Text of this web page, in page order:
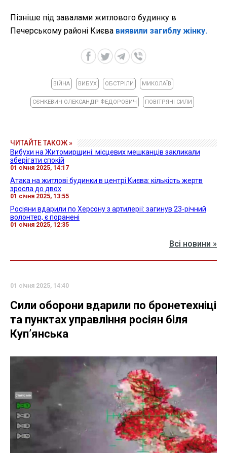
Пізніше під завалами житлового будинку в
Печерському районі Києва виявили загиблу жінку.
ВІЙНА ВИБУХ ОБСТРІЛИ МИКОЛАЇВ
СЄНКЕВИЧ ОЛЕКСАНДР ФЕДОРОВИЧ ПОВІТРЯНІ СИЛИ
ЧИТАЙТЕ ТАКОЖ »
Вибухи на Житомирщині: місцевих мешканців закликали
зберігати спокій
01 січня 2025, 14:17
Атака на житлові будинки в центрі Києва: кількість жертв
зросла до двох
01 січня 2025, 13:55
Росіяни вдарили по Херсону з артилерії: загинув 23-річний
волонтер, є поранені
01 січня 2025, 12:35
Всі новини »
01 січня 2025, 14:40
Сили оборони вдарили по бронетехніці
та пунктах управління росіян біля
Куп’янська